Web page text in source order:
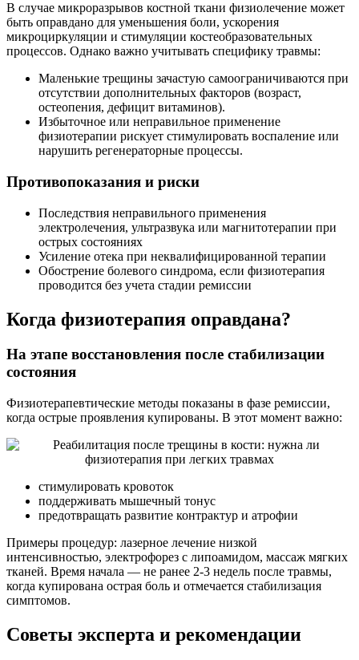
В случае микроразрывов костной ткани физиолечение может
быть оправдано для уменьшения боли, ускорения
микроциркуляции и стимуляции костеобразовательных
процессов. Однако важно учитывать специфику травмы:
Маленькие трещины зачастую самоограничиваются при
отсутствии дополнительных факторов (возраст,
остеопения, дефицит витаминов).
Избыточное или неправильное применение
физиотерапии рискует стимулировать воспаление или
нарушить регенераторные процессы.
Противопоказания и риски
Последствия неправильного применения
электролечения, ультразвука или магнитотерапии при
острых состояниях
Усиление отека при неквалифицированной терапии
Обострение болевого синдрома, если физиотерапия
проводится без учета стадии ремиссии
Когда физиотерапия оправдана?
На этапе восстановления после стабилизации
состояния
Физиотерапевтические методы показаны в фазе ремиссии,
когда острые проявления купированы. В этот момент важно:
стимулировать кровоток
поддерживать мышечный тонус
предотвращать развитие контрактур и атрофии
Примеры процедур: лазерное лечение низкой
интенсивностью, электрофорез с липоамидом, массаж мягких
тканей. Время начала — не ранее 2-3 недель после травмы,
когда купирована острая боль и отмечается стабилизация
симптомов.
Советы эксперта и рекомендации